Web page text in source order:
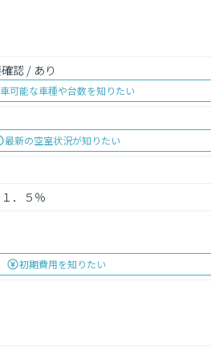
認 / あり
可能な車種や台数を知りたい
最新の空室状況が知りたい
．５％
初期費用を知りたい